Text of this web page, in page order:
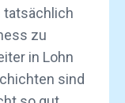
tatsächlich
zu
in Lohn
sind